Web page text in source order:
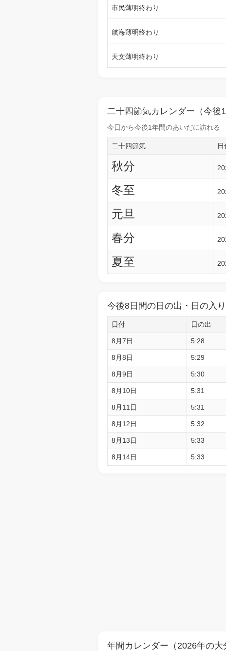
市民薄明終わり
航海薄明終わり
天文薄明終わり
二十四節気カレンダー（今後
今日から今後1年間のあいだに訪れる
二十四節気 日
秋分
冬至
元旦
春分
夏至
今後8日間の日の出・日の入
日付 日の出
8月7日 5:28
8月8日 5:29
8月9日 5:30
8月10日 5:31
8月11日 5:31
8月12日 5:32
8月13日 5:33
8月14日 5:33
年間カレンダー（2026年の大